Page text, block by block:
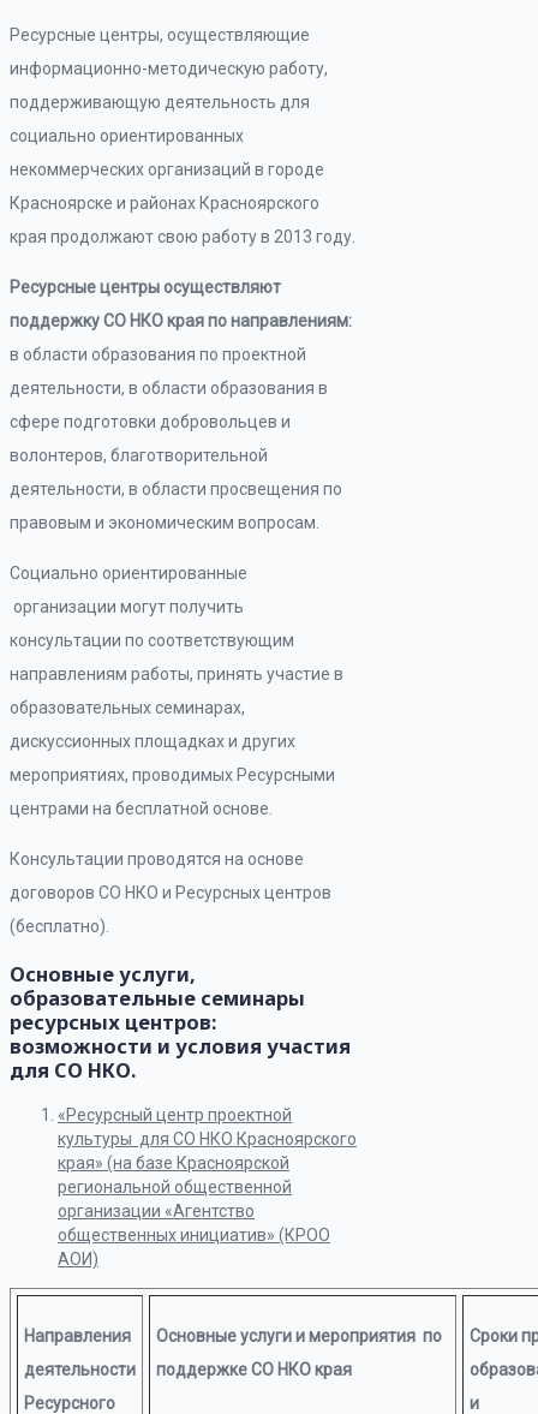
Ресурсные центры, осуществляющие
информационно-методическую работу,
поддерживающую деятельность для
социально ориентированных
некоммерческих организаций в городе
Красноярске и районах Красноярского
края продолжают свою работу в 2013 году.
Ресурсные центры осуществляют
поддержку СО НКО края по направлениям:
в области образования по проектной
деятельности, в области образования в
сфере подготовки добровольцев и
волонтеров, благотворительной
деятельности, в области просвещения по
правовым и экономическим вопросам.
Социально ориентированные
организации могут получить
консультации по соответствующим
направлениям работы, принять участие в
образовательных семинарах,
дискуссионных площадках и других
мероприятиях, проводимых Ресурсными
центрами на бесплатной основе.
Консультации проводятся на основе
договоров СО НКО и Ресурсных центров
(бесплатно).
Основные услуги,
образовательные семинары
ресурсных центров:
возможности и условия участия
для СО НКО.
«Ресурсный центр проектной
культуры для СО НКО Красноярского
края» (на базе Красноярской
региональной общественной
организации «Агентство
общественных инициатив» (КРОО
АОИ)
Направления
деятельности
Ресурсного
Основные услуги и мероприятия по
поддержке СО НКО края
Сроки
и